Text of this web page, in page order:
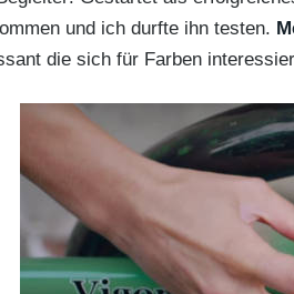
und ich durfte ihn testen.
die sich für Farben